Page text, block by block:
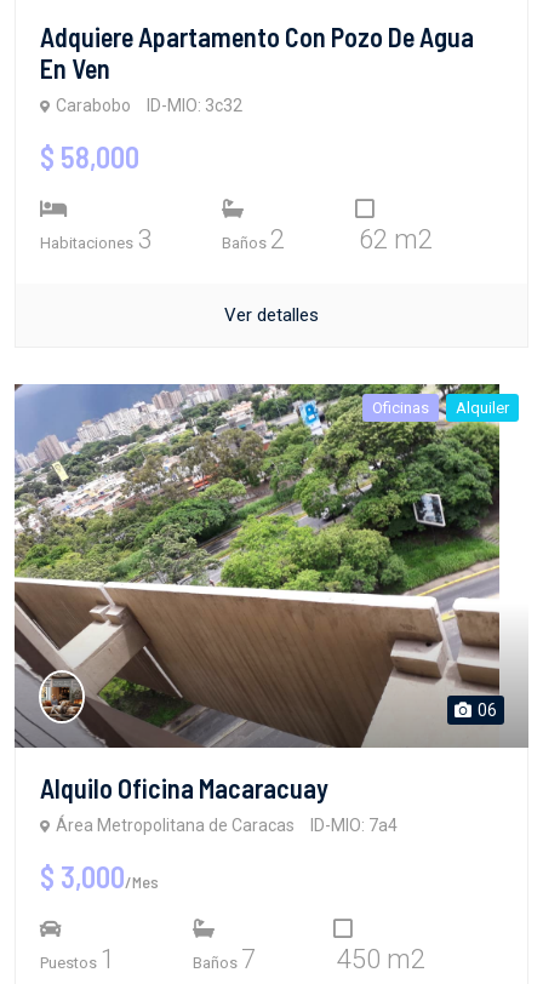
Adquiere Apartamento Con Pozo De Agua
En Ven
Carabobo ID-MIO: 3c32
$ 58,000
Habitaciones 3 Baños 2 62 m2
Ver detalles
Oficinas Alquiler
06
Alquilo Oficina Macaracuay
Área Metropolitana de Caracas ID-MIO: 7a4
$ 3,000/Mes
Puestos 1 Baños 7 450 m2